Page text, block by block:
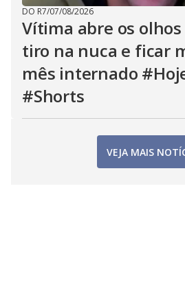
DO R7/07/08/2026
Vítima abre os
tiro na nuca e ficar
mês internado
#Shorts
VEJA MAIS